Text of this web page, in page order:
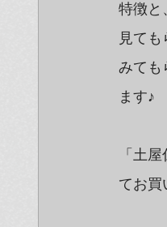
特徴と
見て
みても
ます♪
「土
てお